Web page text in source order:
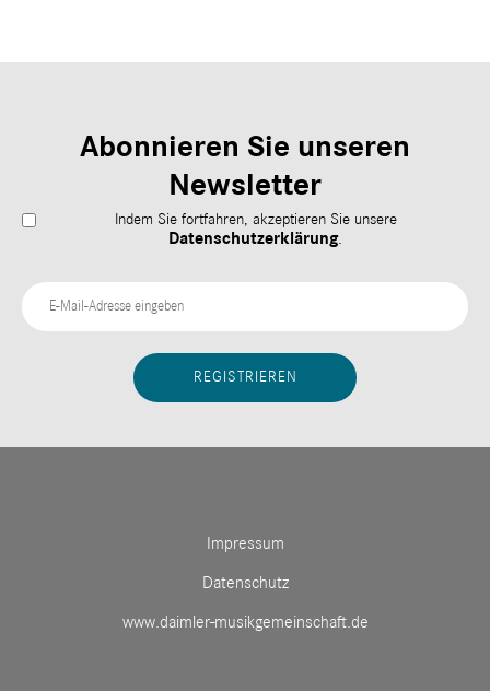
Abonnieren Sie unseren
Newsletter
Indem Sie fortfahren, akzeptieren Sie unsere
Datenschutzerklärung.
Impressum
Datenschutz
www.daimler-musikgemeinschaft.de